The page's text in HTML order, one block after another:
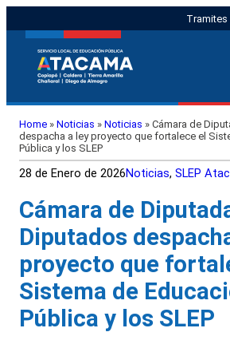
Tramites
Home » Noticias » Noticias » Cámara de
despacha a ley proyecto que fortalece el
Pública y los SLEP
28 de Enero de 2026Noticias, SLEP
Cámara de
Diputados
proyecto que
Sistema de
Pública y los SLEP